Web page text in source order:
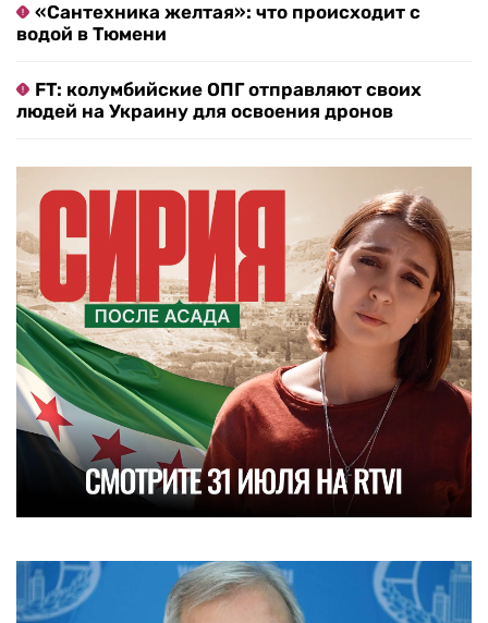
«Сантехника желтая»: что происходит с
водой в Тюмени
FT: колумбийские ОПГ отправляют своих
людей на Украину для освоения дронов